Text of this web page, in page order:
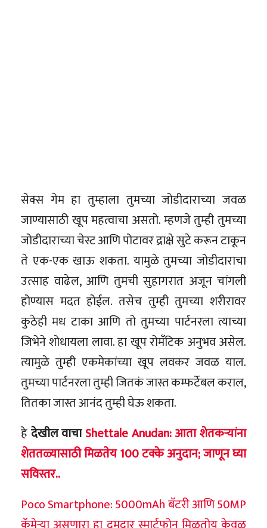
सेक्स गेम हा तुम्हाला तुमच्या जोडीदाराच्या जवळ
जाण्यासाठी खूप महत्वाचा असतो. म्हणजे तुम्ही तुमच्या
जोडीदाराच्या चेस्ट आणि पोटावर द्राक्षे सुटे करून टाकून
ते एक-एक खाऊ शकता. यामुळे तुमच्या जोडीदाराचा
उत्साह वाढेल, आणि तुमची सुहागरात अजून चांगली
होण्यास मदत होईल. तसेच तुम्ही तुमच्या शरीरावर
कुठेही मध टाका आणि तो तुमच्या पार्टनरला त्याच्या
जिभेने शोधायला लावा. हा खूप रोमँटिक अनुभव असेल.
त्यामुळे तुम्ही एकमेकांच्या खूप लवकर जवळ याल.
तुमच्या पार्टनरला तुम्ही जितकं जास्त कम्फर्टेबल कराल,
तितका जास्त आनंद तुम्ही घेऊ शकता.
हेदेखील वाचाShettale Anudan: आता शेतकऱ्यांना
शेततळ्यासाठी मिळतेय 100 टक्के अनुदान; जाणून घ्या
सविस्तर..
Poco Smartphone: 5000mAh बॅटरी आणि 50MP